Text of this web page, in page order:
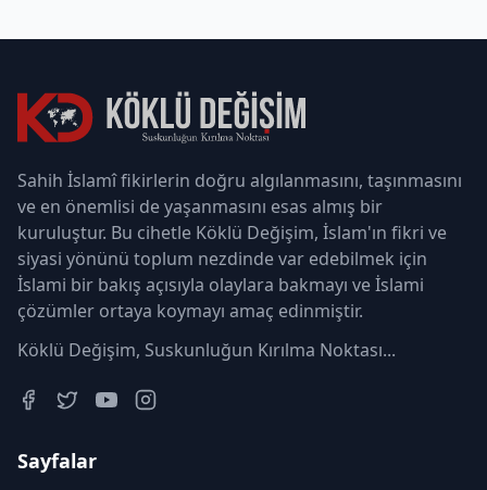
Sahih İslamî fikirlerin doğru algılanmasını, taşınmasını
ve en önemlisi de yaşanmasını esas almış bir
kuruluştur. Bu cihetle Köklü Değişim, İslam'ın fikri ve
siyasi yönünü toplum nezdinde var edebilmek için
İslami bir bakış açısıyla olaylara bakmayı ve İslami
çözümler ortaya koymayı amaç edinmiştir.
Köklü Değişim, Suskunluğun Kırılma Noktası...
Sayfalar